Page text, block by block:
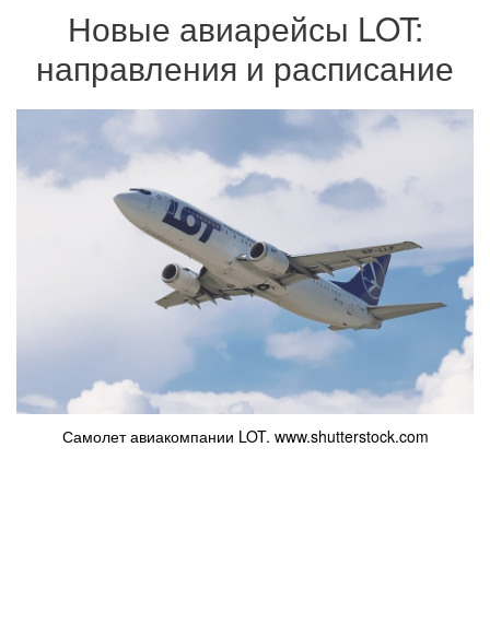
Новые авиарейсы LOT:
направления и расписание
Самолет авиакомпании LOT. www.shutterstock.com